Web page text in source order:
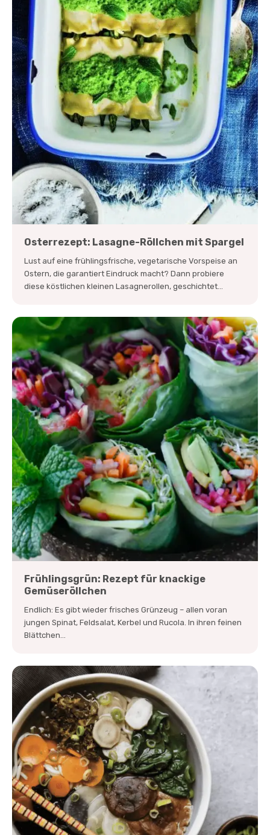
Osterrezept: Lasagne-Röllchen mit Spargel
Lust auf eine frühlingsfrische, vegetarische Vorspeise an
Ostern, die garantiert Eindruck macht? Dann probiere
diese köstlichen kleinen Lasagnerollen, geschichtet...
Frühlingsgrün: Rezept für knackige
Gemüseröllchen
Endlich: Es gibt wieder frisches Grünzeug – allen voran
jungen Spinat, Feldsalat, Kerbel und Rucola. In ihren feinen
Blättchen...